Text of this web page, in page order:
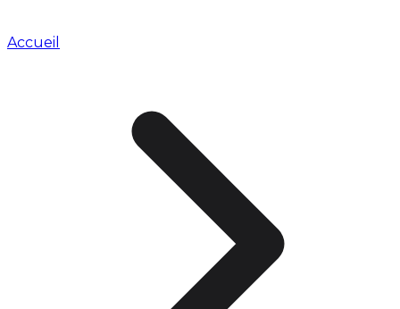
Accueil